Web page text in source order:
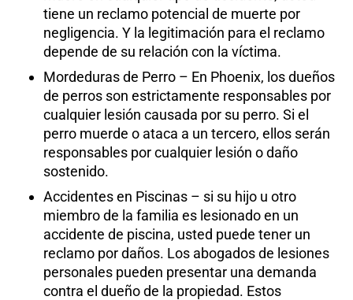
tiene un reclamo potencial de muerte por
negligencia. Y la legitimación para el reclamo
depende de su relación con la víctima.
Mordeduras de Perro – En Phoenix, los dueños
de perros son estrictamente responsables por
cualquier lesión causada por su perro. Si el
perro muerde o ataca a un tercero, ellos serán
responsables por cualquier lesión o daño
sostenido.
Accidentes en Piscinas – si su hijo u otro
miembro de la familia es lesionado en un
accidente de piscina, usted puede tener un
reclamo por daños. Los abogados de lesiones
personales pueden presentar una demanda
contra el dueño de la propiedad. Estos